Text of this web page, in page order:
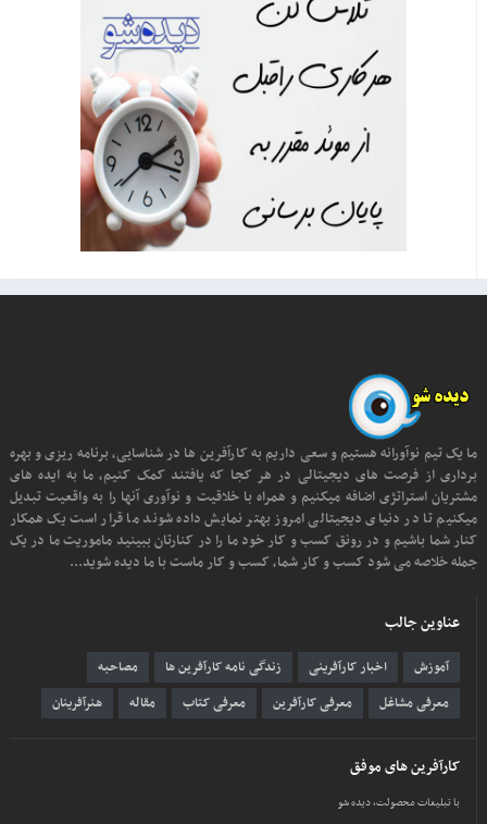
ما یک تیم نوآورانه هستیم و سعی داریم به کارآفرین ها در شناسایی، برنامه ریزی و بهره
برداری از فرصت های دیجیتالی در هر کجا که یافتند کمک کنیم، ما به ایده های
مشتریان استراتژی اضافه میکنیم و همراه با خلاقیت و نوآوری آنها را به واقعیت تبدیل
میکنیم تا در دنیای دیجیتالی امروز بهتر نمایش داده شوند ما قرار است یک همکار
کنار شما باشیم و در رونق کسب و کار خود ما را در کنارتان ببینید ماموریت ما در یک
جمله خلاصه می شود کسب و کار شما، کسب و کار ماست با ما دیده شوید...
عناوین جالب
آموزش اخبار کارآفرینی زندگی نامه کارآفرین ها
مصاحبه
معرفی مشاغل
معرفی کارآفرین معرفی کتاب مقاله هنرآفرینان
کارآفرین های موفق
با تبلیغات محصولت، دیده شو